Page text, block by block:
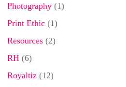
Photography (1)
Print Ethic (1)
Resources (2)
RH (6)
Royaltiz (12)